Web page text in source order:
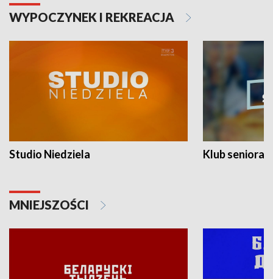
WYPOCZYNEK I REKREACJA
Studio Niedziela Klub seniora
MNIEJSZOŚCI